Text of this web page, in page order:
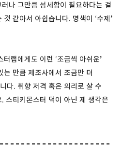
나 그만큼 섬세함이 필요하다는 걸
같아서 아쉽습니다. 명색이 ‘수제’
랩에게도 이런 ‘조금씩 아쉬운’
만큼 제조사에서 조금만 더
다. 취향 저격 혹은 의리로 살 수
스티키몬스터 덕이 아닌 제 생각은